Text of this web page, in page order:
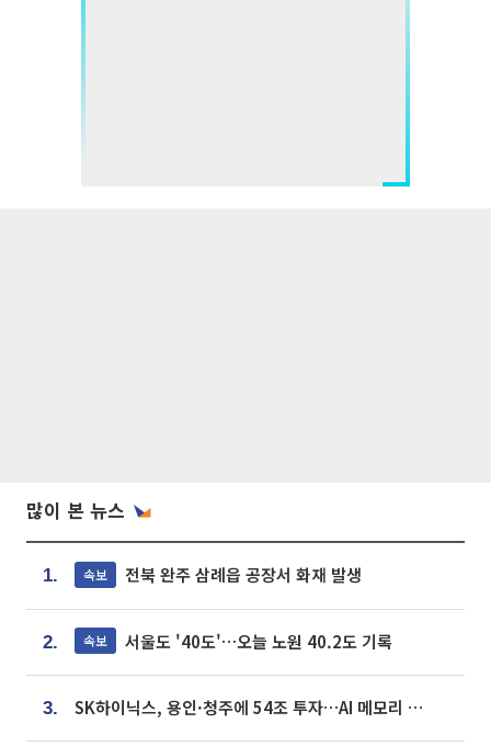
많이 본 뉴스
1. 속보 전북 완주 삼례읍 공장서 화재 발생
2. 속보 서울도 '40도'…오늘 노원 40.2도 기록
3. SK하이닉스, 용인·청주에 54조 투자…AI 메모리 생산기지 키운다